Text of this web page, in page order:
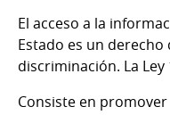
El acceso a la
Estado es un
discriminación. La
Consiste en